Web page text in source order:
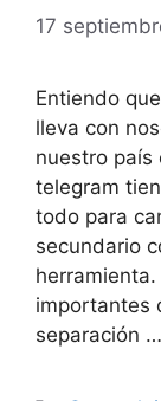
17
Entiendo
lleva con
nuestro país
telegram
todo para
secundario
importantes
separación …